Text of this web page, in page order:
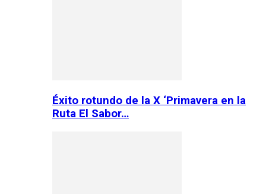
Éxito rotundo de la X ‘Primavera en la
Ruta El Sabor…